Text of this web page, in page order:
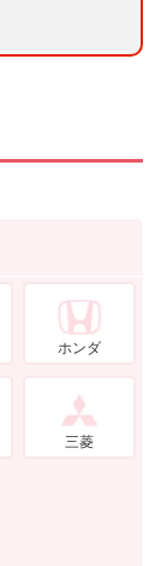
ホンダ
三菱